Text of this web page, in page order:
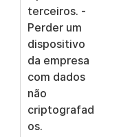
terceiros. -
Perder um
dispositivo
da empresa
com dados
não
criptografad
os.